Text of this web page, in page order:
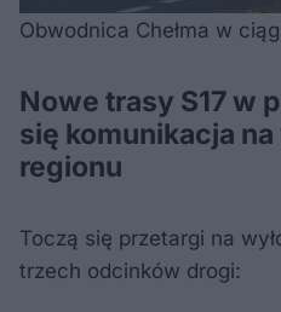
Obwodnica Chełma w
Nowe trasy S17 w
się komunikacja
regionu
Toczą się przetargi na
trzech odcinków drogi: